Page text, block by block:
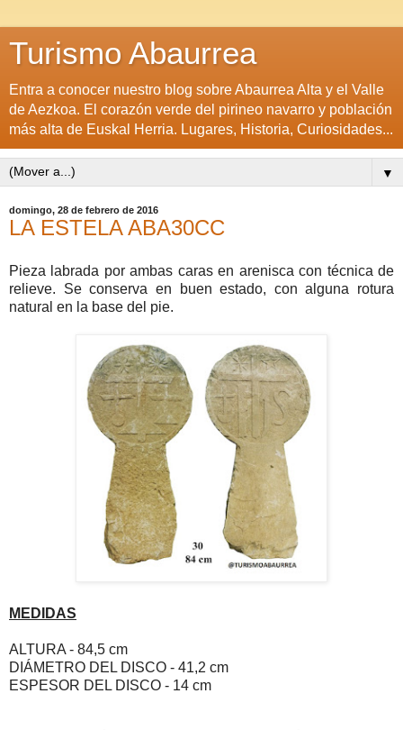
Turismo Abaurrea
Entra a conocer nuestro blog sobre Abaurrea Alta y el Valle
de Aezkoa. El corazón verde del pirineo navarro y población
más alta de Euskal Herria. Lugares, Historia, Curiosidades...
▼
domingo, 28 de febrero de 2016
LA ESTELA ABA30CC
Pieza labrada por ambas caras en arenisca con técnica de
relieve. Se conserva en buen estado, con alguna rotura
natural en la base del pie.
MEDIDAS
ALTURA - 84,5 cm
DIÁMETRO DEL DISCO - 41,2 cm
ESPESOR DEL DISCO - 14 cm